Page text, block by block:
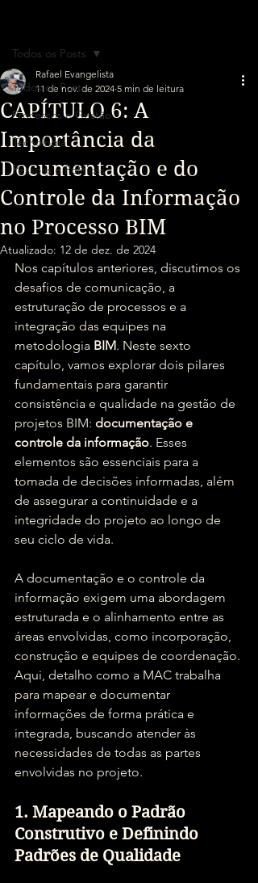
Todos os Posts
Processos e Gestão
Tecnologia
Pessoas e Políticas
Todos os Posts
CAPÍTULO 6: A
Importância da
Documentação e do
Controle da Informação
no Processo BIM
Rafael Evangelista
11 de nov. de 2024 5 min de leitura
Atualizado: 12 de dez. de 2024
Nos capítulos anteriores, discutimos os
desafios de comunicação, a
estruturação de processos e a
integração das equipes na
metodologia BIM. Neste sexto
capítulo, vamos explorar dois pilares
fundamentais para garantir
consistência e qualidade na gestão de
projetos BIM: documentação e
controle da informação. Esses
elementos são essenciais para a
tomada de decisões informadas, além
de assegurar a continuidade e a
integridade do projeto ao longo de
seu ciclo de vida.
A documentação e o controle da
informação exigem uma abordagem
estruturada e o alinhamento entre as
áreas envolvidas, como incorporação,
construção e equipes de coordenação.
Aqui, detalho como a MAC trabalha
para mapear e documentar
informações de forma prática e
integrada, buscando atender às
necessidades de todas as partes
envolvidas no projeto.
1. Mapeando o Padrão
Construtivo e Definindo
Padrões de Qualidade